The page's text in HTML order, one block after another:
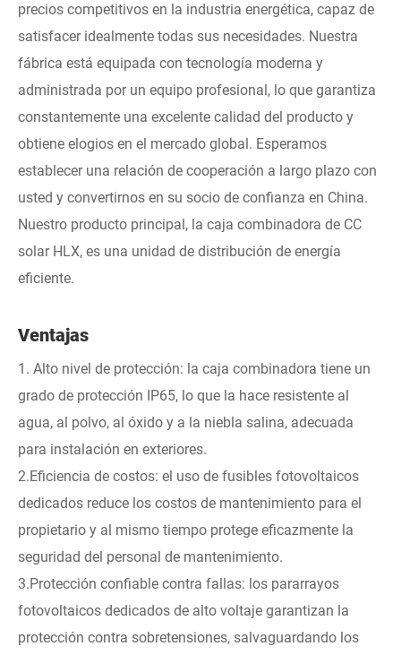
precios competitivos en la industria energética, capaz de
satisfacer idealmente todas sus necesidades. Nuestra
fábrica está equipada con tecnología moderna y
administrada por un equipo profesional, lo que garantiza
constantemente una excelente calidad del producto y
obtiene elogios en el mercado global. Esperamos
establecer una relación de cooperación a largo plazo con
usted y convertirnos en su socio de confianza en China.
Nuestro producto principal, la caja combinadora de CC
solar HLX, es una unidad de distribución de energía
eficiente.
Ventajas
1. Alto nivel de protección: la caja combinadora tiene un
grado de protección IP65, lo que la hace resistente al
agua, al polvo, al óxido y a la niebla salina, adecuada
para instalación en exteriores.
2.Eficiencia de costos: el uso de fusibles fotovoltaicos
dedicados reduce los costos de mantenimiento para el
propietario y al mismo tiempo protege eficazmente la
seguridad del personal de mantenimiento.
3.Protección confiable contra fallas: los pararrayos
fotovoltaicos dedicados de alto voltaje garantizan la
protección contra sobretensiones, salvaguardando los